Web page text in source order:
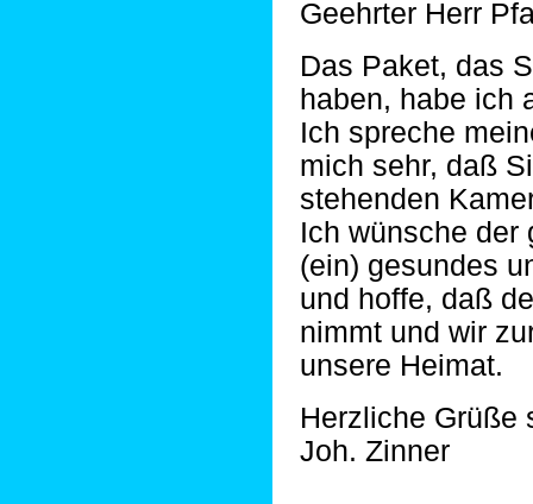
Geehrter Herr
Das Paket, das
haben, habe ich
Ich spreche
mich sehr, daß
stehenden
Ich wünsche der
(ein) gesundes
und hoffe, daß
nimmt und wir
unsere Heimat.
Herzliche Grüße
Joh. Zinner